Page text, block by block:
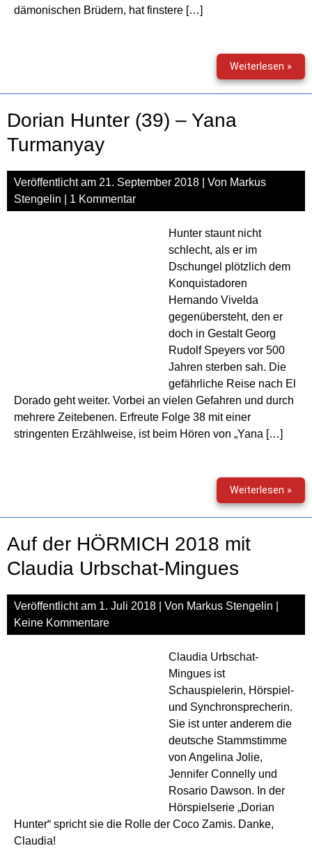
dämonischen Brüdern, hat finstere […]
Weiterlesen »
(40)
Dorian Hunter (39) – Yana
Turmanyay
Veröffentlicht am 21. September 2018 | Von Markus
Stengelin
1 Kommentar
Hunter staunt nicht
schlecht, als er im
Dschungel plötzlich dem
Konquistadoren
Hernando Vivelda
gegenübersteht, den er
doch in Gestalt Georg
Rudolf Speyers vor 500
Jahren sterben sah. Die
gefährliche Reise nach El
Dorado geht weiter. Vorbei an vielen Gefahren und durch
mehrere Zeitebenen. Erfreute Folge 38 mit einer
stringenten Erzählweise, ist beim Hören von „Yana […]
Weiterlesen »
(39)
Auf der HÖRMICH 2018 mit
Claudia Urbschat-Mingues
Veröffentlicht am 1. Juli 2018 | Von Markus Stengelin
Keine Kommentare
Claudia Urbschat-
Mingues ist
Schauspielerin, Hörspiel-
und Synchronsprecherin.
Sie ist unter anderem die
deutsche Stammstimme
von Angelina Jolie,
Jennifer Connelly und
Rosario Dawson. In der
Hörspielserie „Dorian
Hunter“ spricht sie die Rolle der Coco Zamis. Danke,
Claudia!